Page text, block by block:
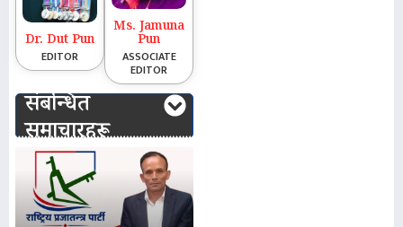
Dr. Dut Pun
EDITOR
Ms. Jamuna
Pun
ASSOCIATE
EDITOR
संबन्धित
समाचारहरू